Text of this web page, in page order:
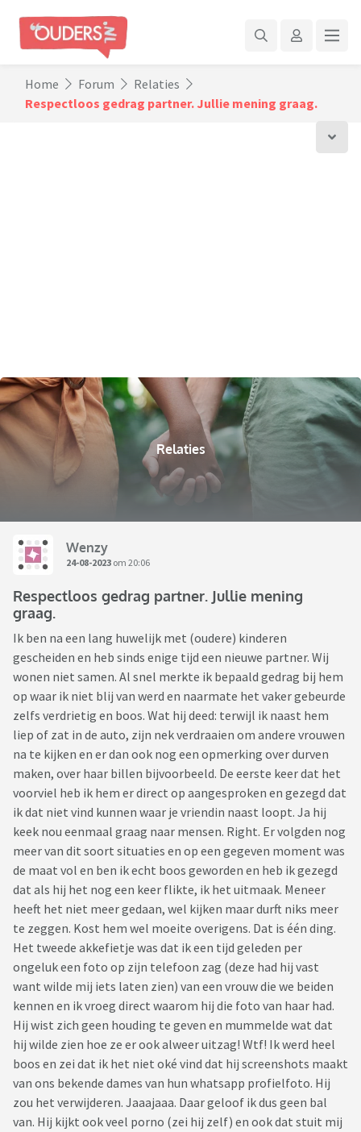
Home Forum
Relaties
Respectloos gedrag partner. Jullie mening graag.
Relaties
Wenzy
24-08-2023 om 20:06
Respectloos gedrag partner. Jullie mening
graag.
Ik ben na een lang huwelijk met (oudere) kinderen
gescheiden en heb sinds enige tijd een nieuwe partner. Wij
wonen niet samen. Al snel merkte ik bepaald gedrag bij hem
op waar ik niet blij van werd en naarmate het vaker gebeurde
zelfs verdrietig en boos. Wat hij deed: terwijl ik naast hem
liep of zat in de auto, zijn nek verdraaien om andere vrouwen
na te kijken en er dan ook nog een opmerking over durven
maken, over haar billen bijvoorbeeld. De eerste keer dat het
voorviel heb ik hem er direct op aangesproken en gezegd dat
ik dat niet vind kunnen waar je vriendin naast loopt. Ja hij
keek nou eenmaal graag naar mensen. Right. Er volgden nog
meer van dit soort situaties en op een gegeven moment was
de maat vol en ben ik echt boos geworden en heb ik gezegd
dat als hij het nog een keer flikte, ik het uitmaak. Meneer
heeft het niet meer gedaan, wel kijken maar durft niks meer
te zeggen. Kost hem wel moeite overigens. Dat is één ding.
Het tweede akkefietje was dat ik een tijd geleden per
ongeluk een foto op zijn telefoon zag (deze had hij vast
want wilde mij iets laten zien) van een vrouw die we beiden
kennen en ik vroeg direct waarom hij die foto van haar had.
Hij wist zich geen houding te geven en mummelde wat dat
hij wilde zien hoe ze er ook alweer uitzag! Wtf! Ik werd heel
boos en zei dat ik het niet oké vind dat hij screenshots maakt
van ons bekende dames van hun whatsapp profielfoto. Hij
zou het verwijderen. Jaaajaaa. Daar geloof ik dus geen bal
van. Hij kijkt ook veel porno (zei hij zelf) en ook dat stuit mij